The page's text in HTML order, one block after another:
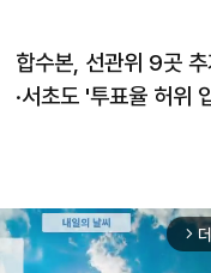
합수본, 선관위 9곳
·서초도 '투표율 허위
arrow_forward_ios